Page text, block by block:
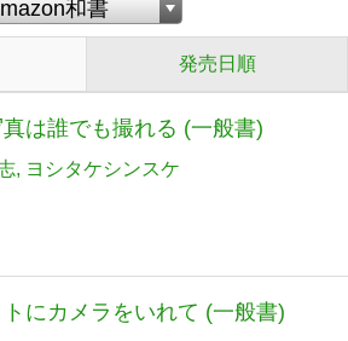
発売日順
は誰でも撮れる (一般書)
ヨシタケシンスケ
にカメラをいれて (一般書)